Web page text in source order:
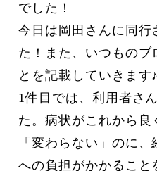
でした！
今日は岡田さんに同行
た！また、いつものブ
とを記載していきます♪
1件目では、利用者さ
た。病状がこれから良
「変わらない」のに
への負担がかかること